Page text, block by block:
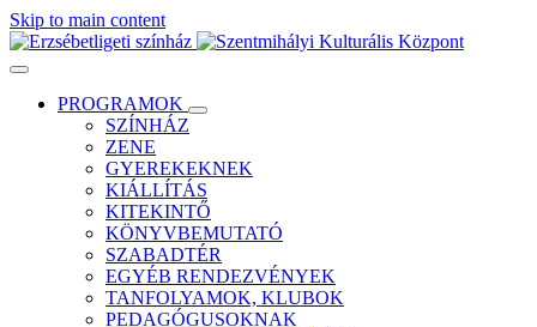
Skip to main content
PROGRAMOK
SZÍNHÁZ
ZENE
GYEREKEKNEK
KIÁLLÍTÁS
KITEKINTŐ
KÖNYVBEMUTATÓ
SZABADTÉR
EGYÉB RENDEZVÉNYEK
TANFOLYAMOK, KLUBOK
PEDAGÓGUSOKNAK